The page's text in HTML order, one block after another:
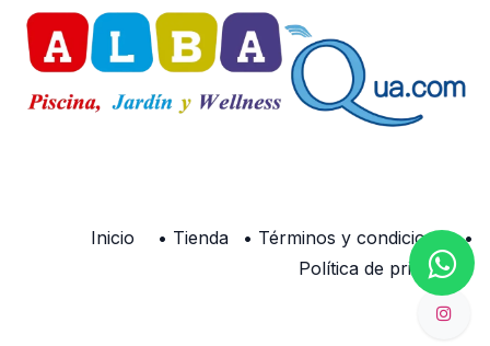
Inicio • Tienda • Términos y condiciones •
Política de privacidad